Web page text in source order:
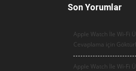
Son Yorumlar
Apple Watch İle Wi-Fi
Cevaplama için
Apple Watch İle Wi-Fi